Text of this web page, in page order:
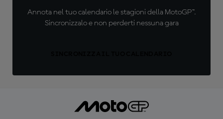
Annota nel tuo calendario le stagioni della MotoGP™.
Sincronizzalo e non perderti nessuna gara